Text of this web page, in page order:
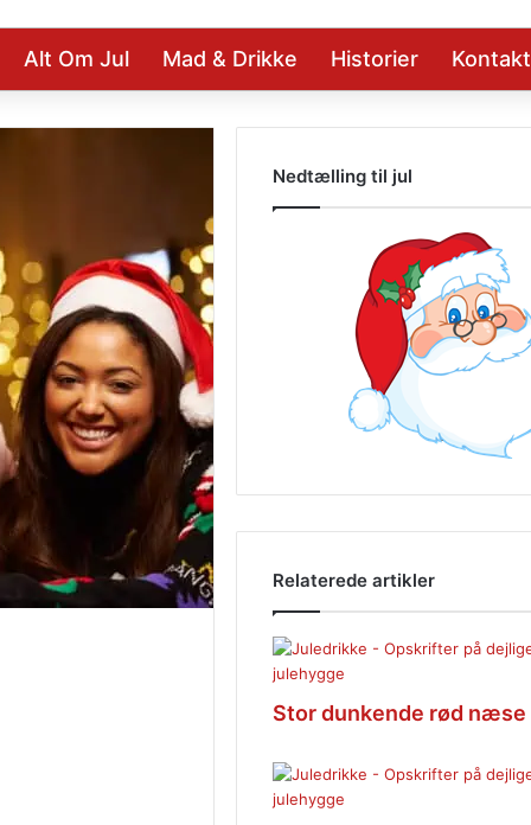
Alt Om Jul Mad & Drikke Historier Kontakt
Nedtælling til jul
Relaterede artikler
Stor dunkende rød næse